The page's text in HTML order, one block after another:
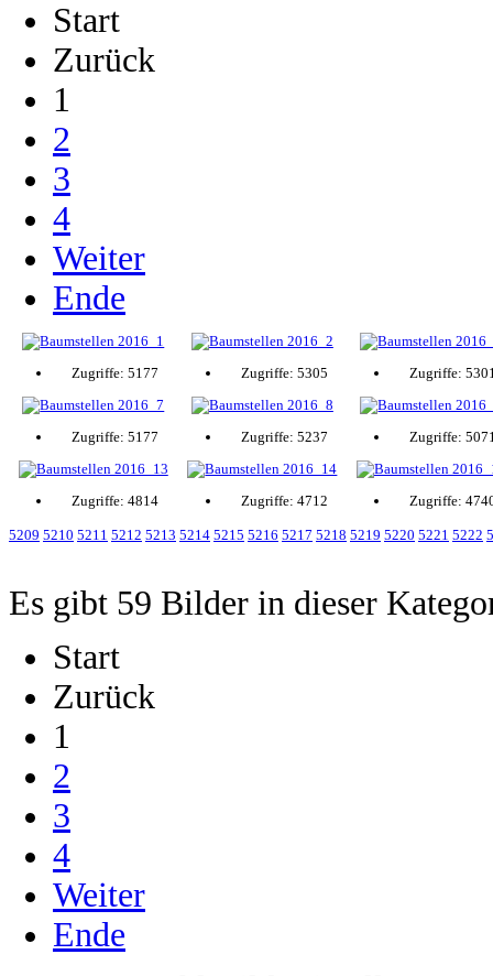
Start
Zurück
1
2
3
4
Weiter
Ende
Zugriffe: 5177 Zugriffe: 5305 Zugriffe:
Zugriffe: 5177 Zugriffe: 5237 Zugriffe:
Zugriffe: 4814 Zugriffe: 4712 Zugriffe:
5209 5210 5211 5212 5213 5214 5215 5216 5217 5218 5219 5220 5221 5222
Es gibt 59 Bilder in dieser
Start
Zurück
1
2
3
4
Weiter
Ende